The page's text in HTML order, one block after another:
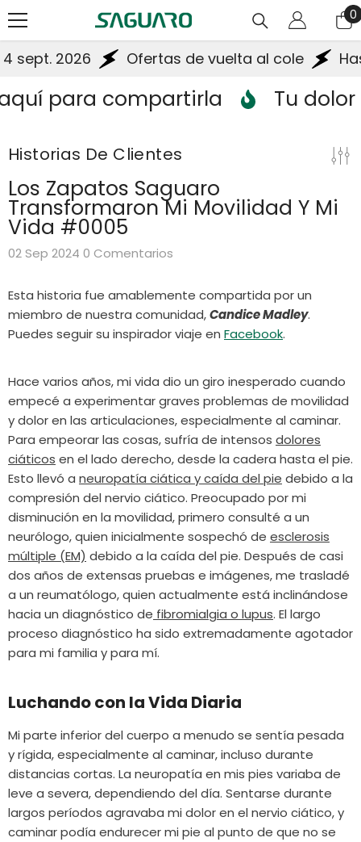
0
0
2026 Ofertas de vuelta al cole
para compartirla Tu dolor
Historias De Clientes
Niños Active II Pro - Zapatos
Barefoot- Amarillo
45,99 €
Los Zapatos Saguaro
Transformaron Mi Movilidad Y Mi
Vida #0005
02 Sep 2024 0 Comentarios
Esta historia fue amablemente compartida por un
miembro de nuestra comunidad,Candice Madley.
Puedes seguir su inspirador viaje en Facebook.
Hace varios años, mi vida dio un giro inesperado cuando
empecé a experimentar graves problemas de movilidad
y dolor en las articulaciones, especialmente al caminar.
Para empeorar las cosas, sufría de intensos dolores
ciáticos en el lado derecho, desde la cadera hasta el pie.
Esto llevó a neuropatía ciática y caída del pie debido a la
compresión del nervio ciático. Preocupado por mi
disminución en la movilidad, primero consulté a un
neurólogo, quien inicialmente sospechó de esclerosis
múltiple (EM) debido a la caída del pie. Después de casi
dos años de extensas pruebas e imágenes, me trasladé
a un reumatólogo, quien actualmente está inclinándose
hacia un diagnóstico de fibromialgia o lupus. El largo
proceso diagnóstico ha sido extremadamente agotador
para mi familia y para mí.
Luchando con la Vida Diaria
Mi parte inferior del cuerpo a menudo se sentía pesada
y rígida, especialmente al caminar, incluso durante
distancias cortas. La neuropatía en mis pies variaba de
leve a severa, dependiendo del día. Sentarse durante
largos períodos agravaba mi dolor en el nervio ciático, y
caminar podía endurecer mi pie al punto de que no se